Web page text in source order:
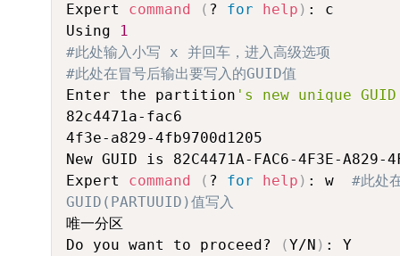
Expert command ( ? for help ) : c
Using
1
#此处输入小写 x 并回车，进入高级选项
#此处在冒号后输出要写入的GUID值
Enter the partition 's new unique
82c4471a-fac6
4f3e-a829-4fb9700d1205
New GUID is 82C4471A-FAC6-4F3E-A829-
Expert command ( ? for help ) : w #此处
GUID(PARTUUID)值写入
唯一分区
Do you want to proceed?
(Y/N )